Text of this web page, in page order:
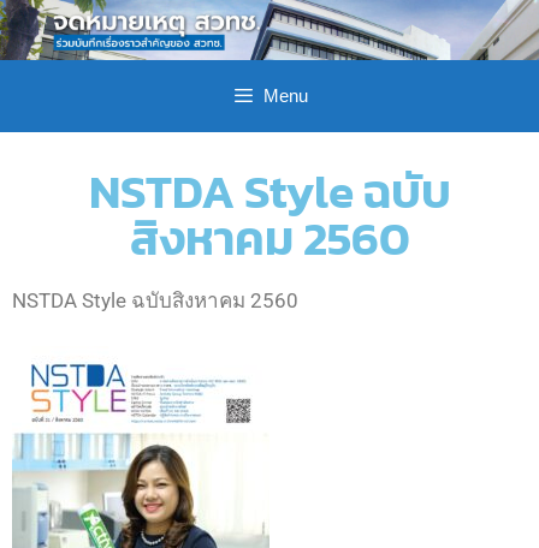
Menu
NSTDA Style ฉบับ
สิงหาคม 2560
NSTDA Style ฉบับสิงหาคม 2560